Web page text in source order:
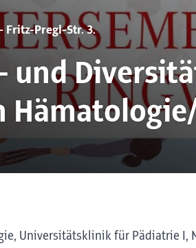
Fritz-Pregl-Str. 3.
und
Universitätsklinik für Pädiatrie I,